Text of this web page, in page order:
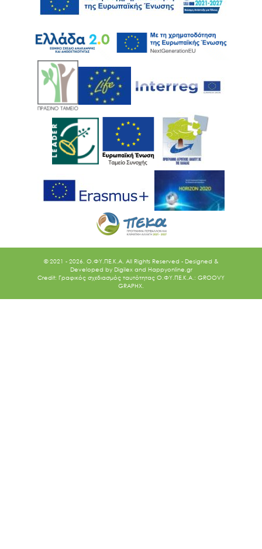
© 2021 - 2026. O.ΦΥ.ΠΕ.Κ.Α. All Rights Reserved - Designed &
Developed by Digilex and Happyonline.gr
Credit: Γραφικός σχεδιασμός ταυτότητας Ο.ΦΥ.ΠΕ.Κ.Α.: GROOVY
GRAPHX.